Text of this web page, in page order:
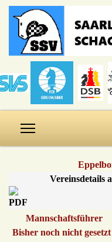
Vereinsdetails
Mannschaftsführer
Bisher noch nicht